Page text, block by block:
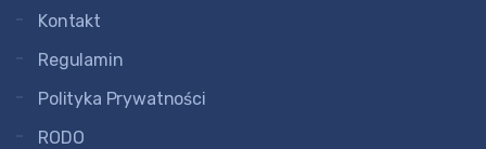
Kontakt
Regulamin
Polityka Prywatności
RODO